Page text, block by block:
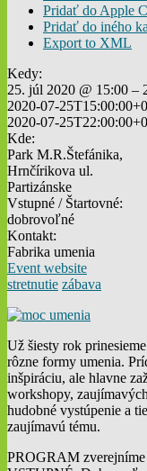
Pridať do Apple
Pridať do iného
Export to XML
Kedy:
25. júl 2020 @ 15:00 –
2020-07-
2020-07-
Kde:
Park M.R.Štefánika,
Hrnčírikova ul.
Partizánske
Vstupné / Štartovné:
dobrovoľné
Kontakt:
Fabrika umenia
Event website
stretnutie zábava
Už šiesty rok
rôzne formy umenia.
inšpiráciu, ale hlavne
workshopy,
hudobné vystúpenie a
zaujímavú tému.
PROGRAM zverejníme